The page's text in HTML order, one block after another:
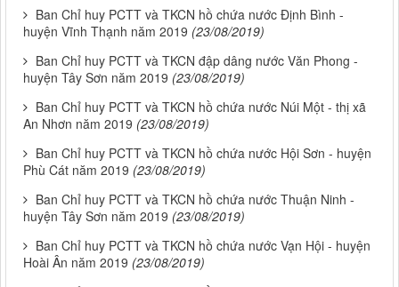
Ban Chỉ huy PCTT và TKCN hồ chứa nước Định Bình -
huyện Vĩnh Thạnh năm 2019 (23/08/2019)
Ban Chỉ huy PCTT và TKCN đập dâng nước Văn Phong -
huyện Tây Sơn năm 2019 (23/08/2019)
Ban Chỉ huy PCTT và TKCN hồ chứa nước Núi Một - thị xã
An Nhơn năm 2019 (23/08/2019)
Ban Chỉ huy PCTT và TKCN hồ chứa nước Hội Sơn - huyện
Phù Cát năm 2019 (23/08/2019)
Ban Chỉ huy PCTT và TKCN hồ chứa nước Thuận Ninh -
huyện Tây Sơn năm 2019 (23/08/2019)
Ban Chỉ huy PCTT và TKCN hồ chứa nước Vạn Hội - huyện
Hoài Ân năm 2019 (23/08/2019)